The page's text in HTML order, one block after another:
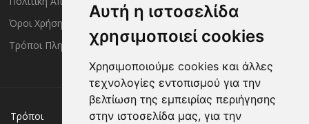
Αυτή η ιστοσελίδα
χρησιμοποιεί cookies
Χρησιμοποιούμε cookies και άλλες
τεχνολογίες εντοπισμού για την
βελτίωση της εμπειρίας περιήγησης
στην ιστοσελίδα μας, για την
Όροι Χρήσης
Τρόποι Πληρωμής
Τρόποι
Χρεωστική/πιστωτική κάρτα Αντικαταβολή